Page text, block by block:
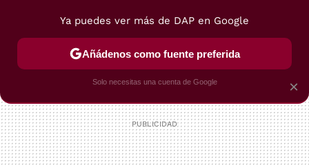
POSTRES VIAJES SELECCIÓN VEGUI
×
Ya puedes ver más de DAP en Google
Añádenos como fuente preferida
Solo necesitas una cuenta de Google